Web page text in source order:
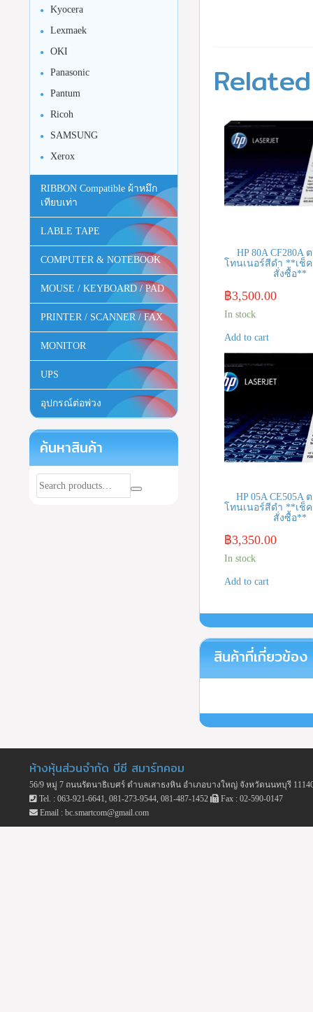
HP 80A CF280A
โทนเนอร์สีดำ **เช็
สั่งซื้อ**
฿3,500.00
In stock
Add to cart
HP 05A CE505A
โทนเนอร์สีดำ **เช็
สั่งซื้อ**
฿3,350.00
In stock
Add to cart
สินค้าที่เกี่ยวข้อง
Kyocera
Lexmaek
OKI
Panasonic
Pantum
Ricoh
SAMSUNG
Xerox
RIBBON Compatible ผ้าหมึก
เทียบเท่า
LABLE TAPE
COMPUTER & NOTEBOOK
MOUSE / KEYBOARD / PAD
PRINTER / SCANNER / FAX
MONITOR
UPS
อุปกรณ์ต่อพ่วง
ค้นหาสินค้า
ห้างหุ้นส่วนจำกัด บีซี สมาร์ทคอม
56/9 หมู่ 7 ถนนรัตนาธิเบศร์ ตำบลเสาธงหิน อำเภอบางใหญ่ จังหวัดนนทบุรี
Tel. : 063-921-6641, 081-273-9544, 081-487-1452
Fax : 02-590-0147
Email : bc.smartcom@gmail.com